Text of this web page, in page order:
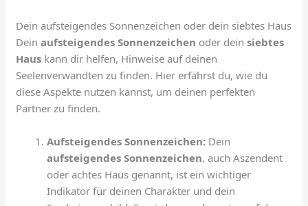
Dein aufsteigendes Sonnenzeichen oder dein siebtes Haus
Deinaufsteigendes Sonnenzeichen oder deinsiebtes
Haus kann dir helfen, Hinweise auf deinen
Seelenverwandten zu finden. Hier erfährst du, wie du
diese Aspekte nutzen kannst, um deinen perfekten
Partner zu finden.
Aufsteigendes Sonnenzeichen: Dein
aufsteigendes Sonnenzeichen, auch Aszendent
oder achtes Haus genannt, ist ein wichtiger
Indikator für deinen Charakter und dein